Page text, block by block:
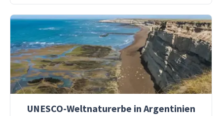
UNESCO-Weltnaturerbe in Argentinien